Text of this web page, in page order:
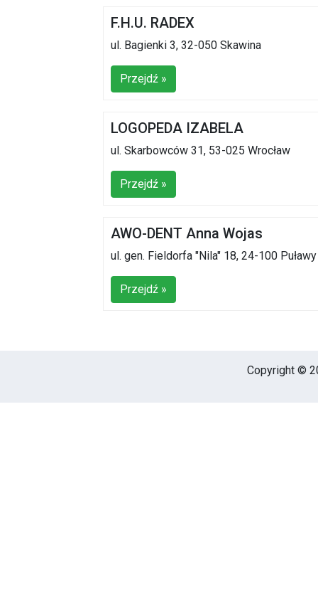
F.H.U. RADEX
ul. Bagienki 3, 32-050 Skawina
Przejdź »
LOGOPEDA IZABELA
ul. Skarbowców 31, 53-025 Wrocław
Przejdź »
AWO-DENT Anna Wojas
ul. gen. Fieldorfa "Nila" 18, 24-100 Puławy
Przejdź »
Copyright ©